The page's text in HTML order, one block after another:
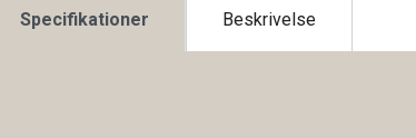
Specifikationer Beskrivelse